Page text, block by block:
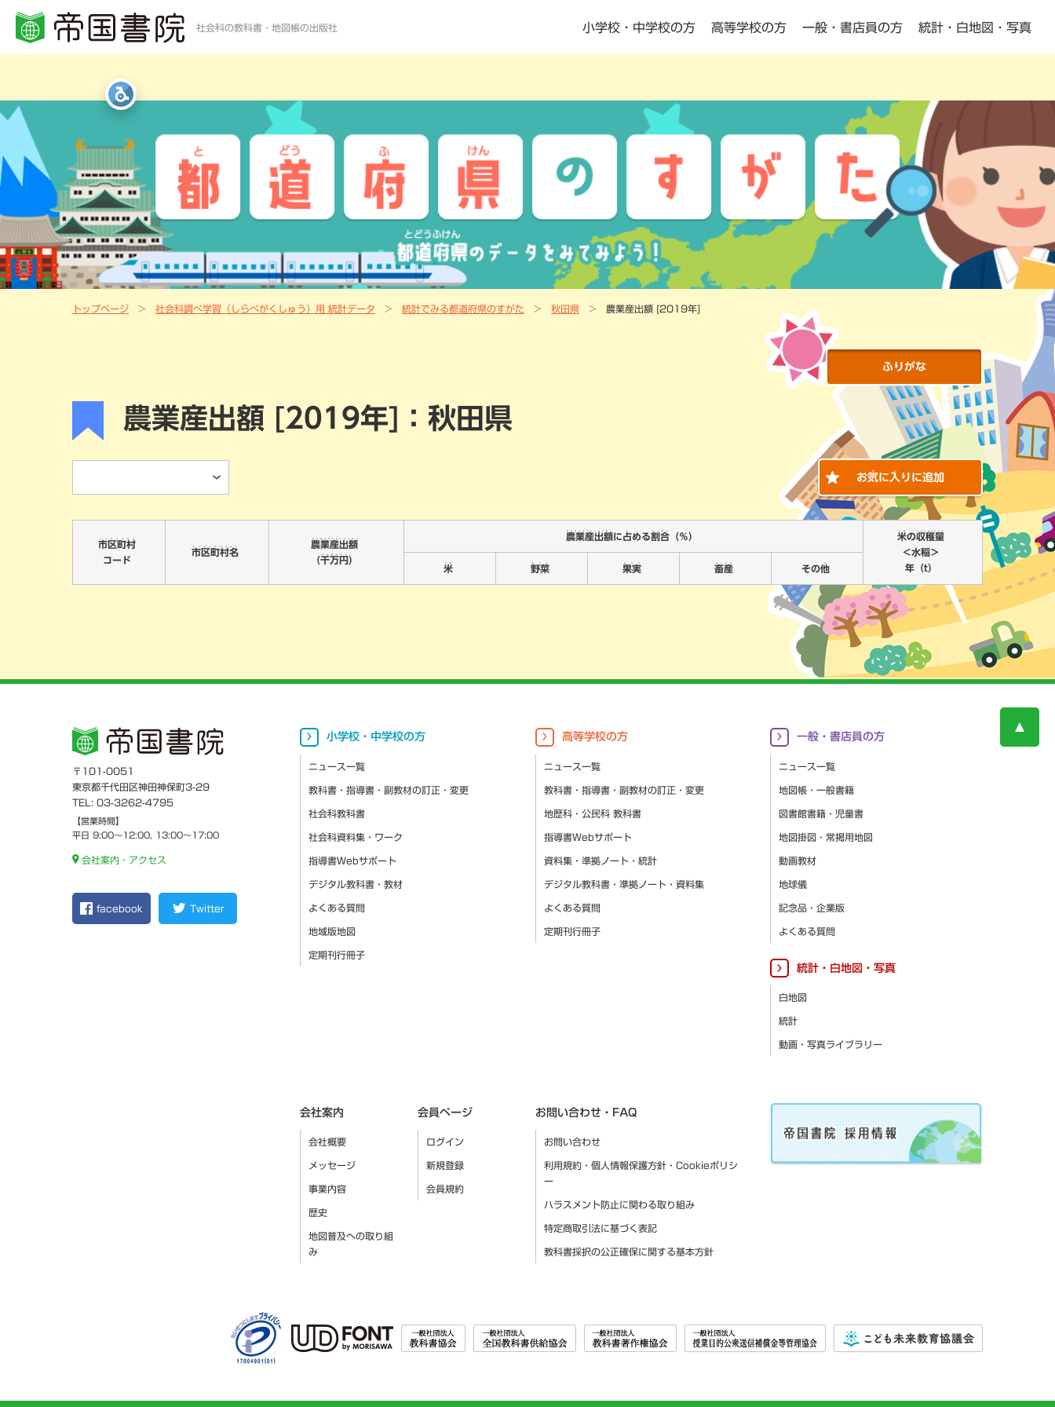
社会科の教科書・地図帳の出版社 小学校・中学校の方
社会科教科書 社会科指導書
社会科資料集・ワーク
指導書Webサポート 教科書・指導書・副教材の訂正・更新
よくある質問 研究会情報
小学校・中学校の方向け
Pick Up
高等学校の方
地歴科・公民科 教科書 地歴科・公民科 指導書
資料集・準拠ノート・統計
指導書Webサポート 資料集Webサポート
ニュース一覧 よくある質問
高等学校の方向け
Pick Up
一般・書店員の方
地図帳・一般書籍 図書館書籍・児童書 地図掛図・常掲用地図
地球儀 よくある質問
統計・白地図・写真
トップページ 社会科調べ学習（しらべがくしゅう）用 統計データ 統計でみる都道府県のすがた 秋田県 農業産出額 [2019年]
ふりがな
農業産出額 [2019年]：秋田県
お気に入 りに追加
市区町村
コード
市区町村名
農業産出額
（千万円）
農業産出額に占める割合（％） 米の収穫量
＜水稲＞
年（t）
米 野菜 果実 畜産 その他
〒101-0051
東京都千代田区神田神保町3-29
TEL: 03-3262-4795
【営業時間】
平日 9:00～12:00, 13:00～17:00
会社案内・アクセス
facebook Twitter
小学校・中学校の方
ニュース一覧
教科書・指導書・副教材の訂正・変更
社会科教科書
社会科資料集・ワーク
指導書Webサポート
デジタル教科書・教材
よくある質問
地域版地図
定期刊行冊子
高等学校の方
ニュース一覧
教科書・指導書・副教材の訂正・変更
地歴科・公民科 教科書
指導書Webサポート
資料集・準拠ノート・統計
デジタル教科書・準拠ノート・資料集
よくある質問
定期刊行冊子
一般・書店員の方
ニュース一覧
地図帳・一般書籍
図書館書籍・児童書
地図掛図・常掲用地図
動画教材
地球儀
記念品・企業版
よくある質問
統計・白地図・写真
白地図
統計
動画・写真ライブラリー
会社案内
会社概要
メッセージ
事業内容
歴史
地図普及への取り組
み
会員ページ
ログイン
新規登録
会員規約
お問い合わせ・FAQ
お問い合わせ
利用規約・個人情報保護方針・Cookieポリシ
ー
ハラスメント防止に関わる取り組み
特定商取引法に基づく表記
教科書採択の公正確保に関する基本方針